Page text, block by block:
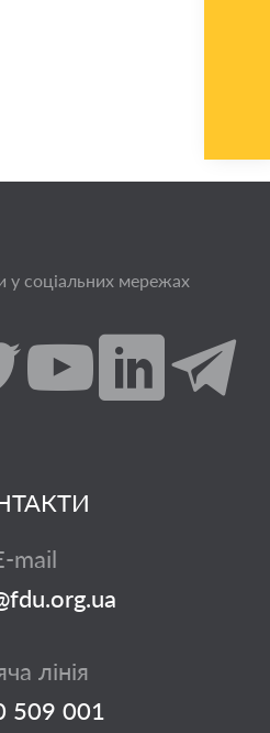
у соціальних мережах
mail
лінія
509 001